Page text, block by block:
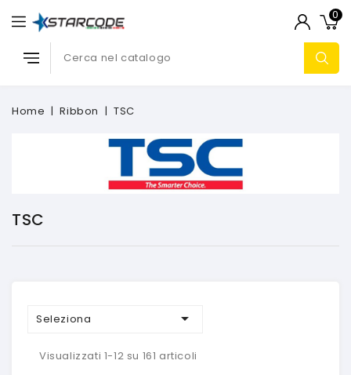
0
Home Ribbon TSC
TSC
Seleziona 
Visualizzati 1-12 su 161 articoli